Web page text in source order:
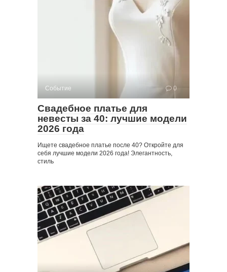
Событие 0
Свадебное платье для
невесты за 40: лучшие модели
2026 года
Ищете свадебное платье после 40? Откройте для
себя лучшие модели 2026 года! Элегантность,
стиль